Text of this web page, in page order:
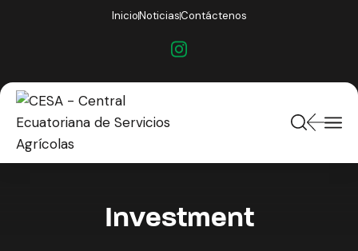
InicioNoticiasContáctenos
Investment